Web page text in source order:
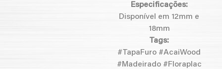
Especificações:
Disponível em 12mm e
18mm
Tags:
#TapaFuro #AcaiWood
#Madeirado #Floraplac